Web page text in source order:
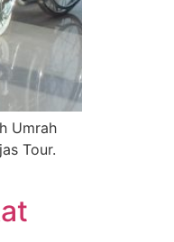
Umrah
Tour.